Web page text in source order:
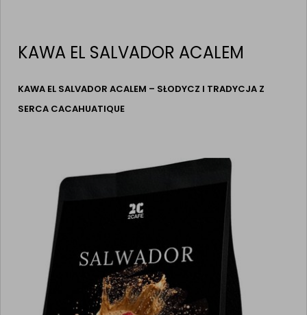
KAWA EL SALVADOR ACALEM
KAWA EL SALVADOR ACALEM – SŁODYCZ I TRADYCJA Z
SERCA CACAHUATIQUE